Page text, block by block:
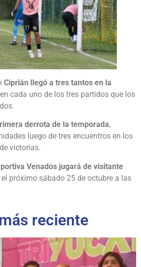
Ciprián llegó a tres tantos en la
cada uno de los tres partidos que los
derrota de la temporada,
luego de tres encuentros en los
victorias.
Venados jugará de visitante
el próximo sábado 25 de octubre a las
reciente